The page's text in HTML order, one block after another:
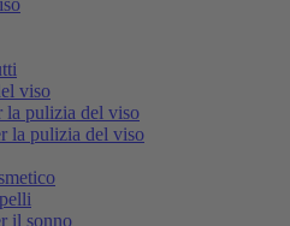
viso
la pulizia del viso
la pulizia del viso
il sonno